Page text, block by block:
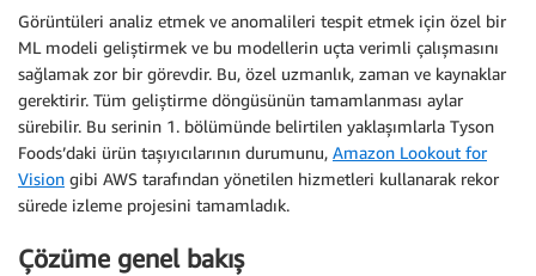
Görüntüleri analiz etmek ve anomalileri tespit etmek için özel bir
ML modeli geliştirmek ve bu modellerin uçta verimli çalışmasını
sağlamak zor bir görevdir. Bu, özel uzmanlık, zaman ve kaynaklar
gerektirir. Tüm geliştirme döngüsünün tamamlanması aylar
sürebilir. Bu serinin 1. bölümünde belirtilen yaklaşımlarla Tyson
Foods’daki ürün taşıyıcılarının durumunu, Amazon Lookout for
Vision gibi AWS tarafından yönetilen hizmetleri kullanarak rekor
sürede izleme projesini tamamladık.
Çözüme genel bakış